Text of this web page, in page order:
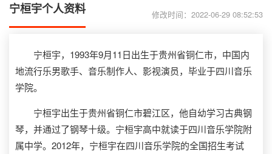
宁桓宇个人资料 修改时间：2022-06-29 08:52:53
宁桓宇，1993年9月11日出生于贵州省铜仁市，中国内
地流行乐男歌手、音乐制作人、影视演员，毕业于四川音乐
学院。
宁桓宇出生于贵州省铜仁市碧江区，他自幼学习古典钢
琴，并通过了钢琴十级。宁桓宇高中就读于四川音乐学院附
属中学。2012年，宁桓宇在四川音乐学院的全国招生考试